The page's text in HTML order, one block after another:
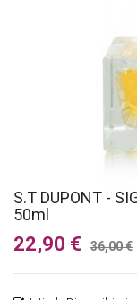
S.T DUPONT -
50ml
22,90 € 36,00 €